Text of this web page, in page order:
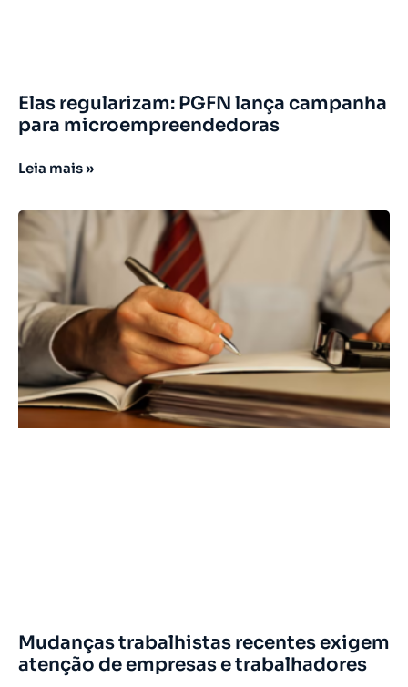
Elas regularizam: PGFN lança campanha
para microempreendedoras
Leia mais »
Mudanças trabalhistas recentes exigem
atenção de empresas e trabalhadores